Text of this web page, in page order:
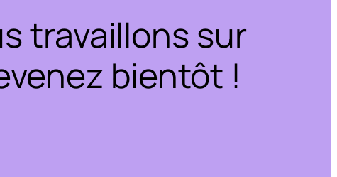
travaillons sur
bientôt !